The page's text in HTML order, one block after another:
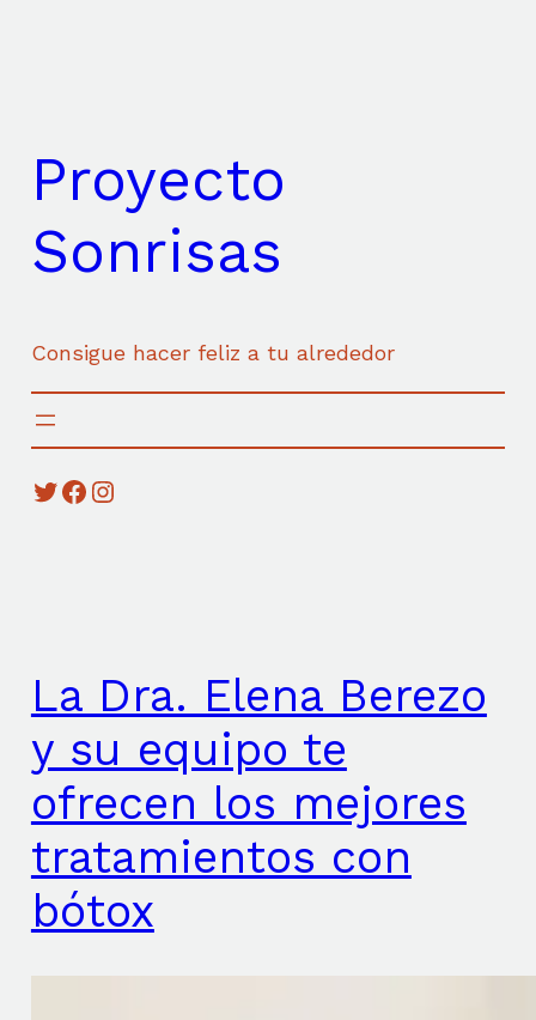
Proyecto
Sonrisas
Consigue hacer feliz a tu alrededor
Twitter Facebook Instagram
La Dra. Elena Berezo
y su equipo te
ofrecen los mejores
tratamientos con
bótox